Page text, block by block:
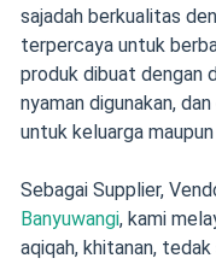
sajadah berkualitas
terpercaya untuk
produk dibuat dengan
nyaman digunakan,
untuk keluarga
Sebagai Supplier,
Banyuwangi, kami
aqiqah, khitanan,